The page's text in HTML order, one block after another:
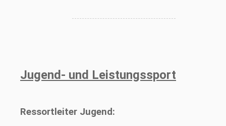
Jugend- und Leistungssport
Ressortleiter Jugend: